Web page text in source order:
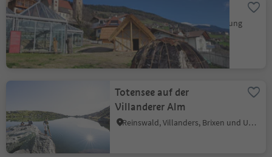
Archeoparc in Villanders
Villanders, Brixen und Umgebung
Totensee auf der
Villanderer Alm
Reinswald, Villanders, Brixen und Umgebung